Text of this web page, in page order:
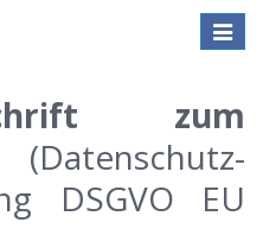
Toggle
zum
DSGVO EU